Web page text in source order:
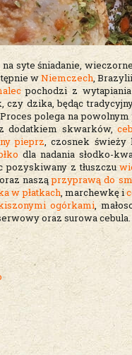
syte śniadanie,
wNiemczech,
pochodzi z
czy dzika, będąc
polega na
dodatkiem skwarków,
pieprz, czosnek
dla nadania słodko-
pozyskiwany z tłuszczu
nasząprzyprawą do
w płatkach, marchewkę i
ogórkami,
oraz surowa cebula.